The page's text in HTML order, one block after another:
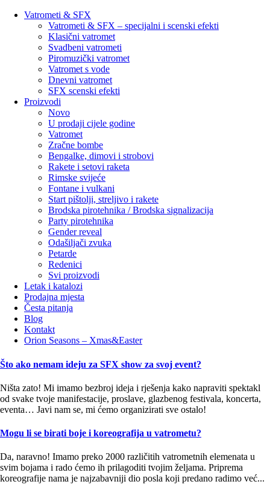
Vatrometi & SFX
Vatrometi & SFX – specijalni i scenski efekti
Klasični vatromet
Svadbeni vatrometi
Piromuzički vatromet
Vatromet s vode
Dnevni vatromet
SFX scenski efekti
Proizvodi
Novo
U prodaji cijele godine
Vatromet
Zračne bombe
Bengalke, dimovi i strobovi
Rakete i setovi raketa
Rimske svijeće
Fontane i vulkani
Start pištolji, streljivo i rakete
Brodska pirotehnika / Brodska signalizacija
Party pirotehnika
Gender reveal
Odašiljači zvuka
Petarde
Redenici
Svi proizvodi
Letak i katalozi
Prodajna mjesta
Česta pitanja
Blog
Kontakt
Orion Seasons – Xmas&Easter
Što ako nemam ideju za SFX show za svoj event?
Ništa zato! Mi imamo bezbroj ideja i rješenja kako napraviti spektakl
od svake tvoje manifestacije, proslave, glazbenog festivala, koncerta,
eventa… Javi nam se, mi ćemo organizirati sve ostalo!
Mogu li se birati boje i koreografija u vatrometu?
Da, naravno! Imamo preko 2000 različitih vatrometnih elemenata u
svim bojama i rado ćemo ih prilagoditi tvojim željama. Priprema
koreografije nama je najzabavniji dio posla koji predano radimo već...